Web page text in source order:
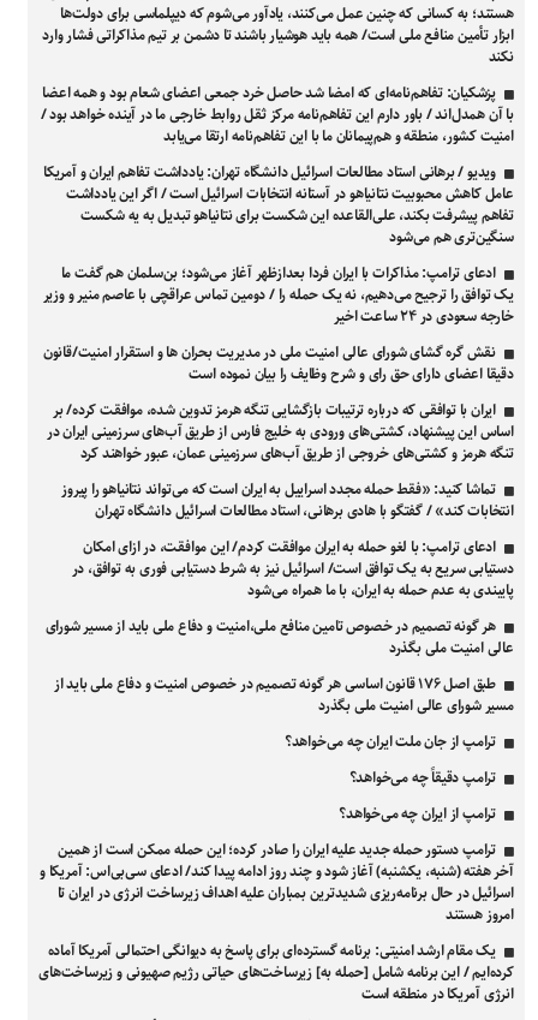
هستند؛ به کسانی که چنین عمل می‌کنند، یادآور می‌شوم که دیپلماسی برای دولت‌ها
ابزار تأمین منافع ملی است/ همه باید هوشیار باشند تا دشمن بر تیم مذاکراتی فشار وارد
نکند
پزشکیان: تفاهم‌نامه‌ای که امضا شد حاصل خرد جمعی اعضای شعام بود و همه اعضا
با آن همدل‌اند / باور دارم این تفاهم‌نامه مرکز ثقل روابط خارجی ما در آینده خواهد بود /
امنیت کشور، منطقه و هم‌پیمانان ما با این تفاهم‌نامه ارتقا می‌یابد
ویدیو / برهانی استاد مطالعات اسرائیل دانشگاه تهران: یادداشت تفاهم ایران و آمریکا
عامل کاهش محبوبیت نتانیاهو در آستانه انتخابات اسرائیل است / اگر این یادداشت
تفاهم پیشرفت بکند، علی‌القاعده این شکست برای نتانیاهو تبدیل به یه شکست
سنگین‌تری هم می‌شود
ادعای ترامپ: مذاکرات با ایران فردا بعدازظهر آغاز می‌شود؛ بن‌سلمان هم گفت ما
یک توافق را ترجیح می‌دهیم، نه یک حمله را / دومین تماس عراقچی با عاصم منیر و وزیر
خارجه سعودی در ۲۴ ساعت اخیر
نقش گره گشای شورای عالی امنیت ملی در مدیریت بحران ها و استقرار امنیت/قانون
دقیقا اعضای دارای حق رای و شرح وظایف را بیان نموده است
ایران با توافقی که درباره ترتیبات بازگشایی تنگه هرمز تدوین شده، موافقت کرده/ بر
اساس این پیشنهاد، کشتی‌های ورودی به خلیج فارس از طریق آب‌های سرزمینی ایران در
تنگه هرمز و کشتی‌های خروجی از طریق آب‌های سرزمینی عمان، عبور خواهند کرد
تماشا کنید: «فقط حمله مجدد اسراییل به ایران است که می‌تواند نتانیاهو را پیروز
انتخابات کند» / گفتگو با هادی برهانی، استاد مطالعات اسرائیل دانشگاه تهران
ادعای ترامپ: با لغو حمله به ایران موافقت کردم/ این موافقت، در ازای امکان
دستیابی سریع به یک توافق است/ اسرائیل نیز به شرط دستیابی فوری به توافق، در
پایبندی به عدم حمله به ایران، با ما همراه می‌شود
هر گونه تصمیم در خصوص تامین منافع ملی،امنیت و دفاع ملی باید از مسیر شورای
عالی امنیت ملی بگذرد
طبق اصل ۱۷۶ قانون اساسی هر گونه تصمیم در خصوص امنیت و دفاع ملی باید از
مسیر شورای عالی امنیت ملی بگذرد
ترامپ از جان ملت ایران چه می‌خواهد؟
ترامپ دقیقاً چه می‌خواهد؟
ترامپ از ایران چه می‌خواهد؟
ترامپ دستور حمله جدید علیه ایران را صادر کرده؛ این حمله ممکن است از همین
آخر هفته (شنبه، یکشنبه) آغاز شود و چند روز ادامه پیدا کند/ ادعای سی‌بی‌اس: آمریکا و
اسرائیل در حال برنامه‌ریزی شدیدترین بمباران علیه اهداف زیرساخت انرژی در ایران تا
امروز هستند
یک مقام ارشد امنیتی: برنامه گسترده‌ای برای پاسخ به دیوانگی احتمالی آمریکا آماده
کرده‌ایم / این برنامه شامل [حمله به] زیرساخت‌های حیاتی رژیم صهیونی و زیرساخت‌های
انرژی آمریکا در منطقه است